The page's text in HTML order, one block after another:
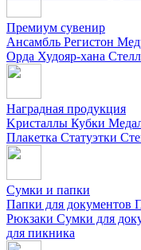
Премиум сувенир
Ансамбль Регистон
Орда Худояр-хана
Наградная продукция
Kристаллы Кубки
Плакетка Статуэтки
Сумки и папки
Папки для документов
Рюкзаки Сумки для
для пикника